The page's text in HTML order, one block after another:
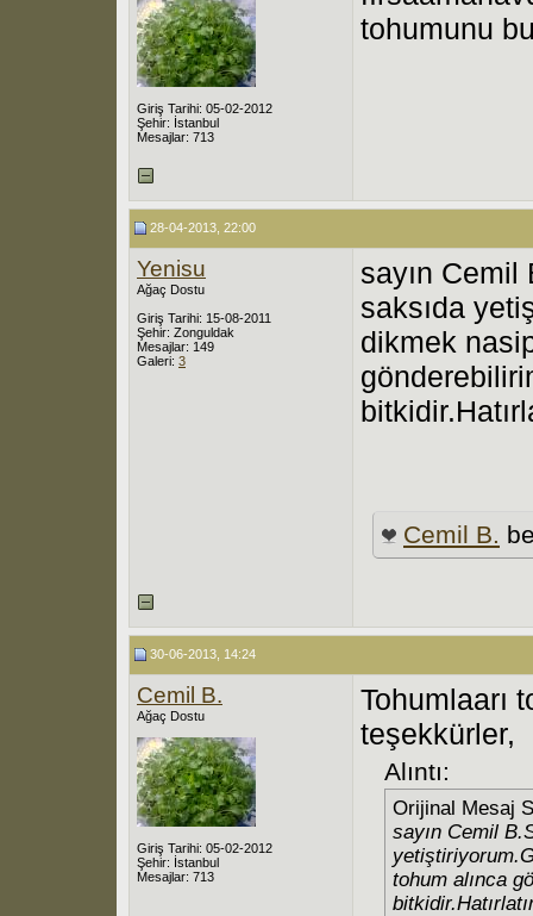
Giriş Tarihi: 05-02-2012
Şehir: İstanbul
Mesajlar: 713
tohumunu
28-04-2013, 22:00
Yenisu
Ağaç Dostu
Giriş Tarihi: 15-08-2011
Şehir: Zonguldak
Mesajlar: 149
Galeri: 3
sayın Cemil
saksıda
dikmek
Cemil B.
30-06-2013, 14:24
Cemil B.
Ağaç Dostu
Giriş Tarihi: 05-02-2012
Şehir: İstanbul
Mesajlar: 713
Tohumlaarı
teşekkürler,
Alıntı:
Orijinal Mesaj
sayın Cemil
tohum alınca